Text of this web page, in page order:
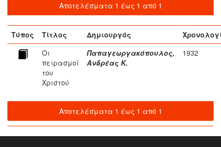
Αποτελέσματα 1 έως 1 από 1
Τύπος Τίτλος Δημιουργός
Οι
πειρασμοί
του
Χριστού
Παπαγεωργακόπουλος,
Ανδρέας Κ.
1932
Αποτελέσματα 1 έως 1 από 1